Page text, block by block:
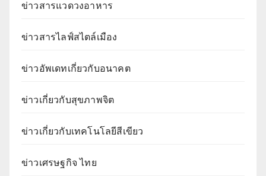
ข่าวสารแวดวงอาหาร
ข่าวสารไลฟ์สไตล์เมือง
ข่าวอัพเดทเกี่ยวกับอนาคต
ข่าวเกี่ยวกับสุขภาพจิต
ข่าวเกี่ยวกับเทคโนโลยีสีเขียว
ข่าวเศรษฐกิจ ไทย